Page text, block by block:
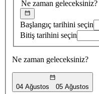
Ne zaman geleceksiniz?
Başlangıç tarihini seçin
Bitiş tarihini seçin
Ne zaman geleceksiniz?
04 Ağustos 05 Ağustos